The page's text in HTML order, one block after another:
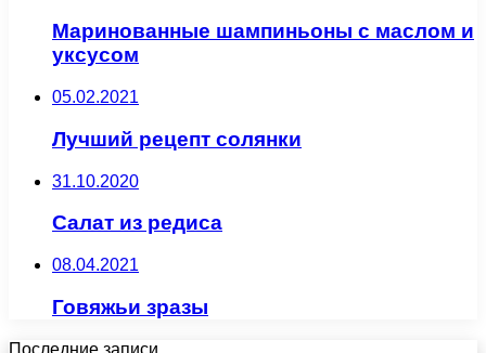
Маринованные шампиньоны с маслом и
уксусом
05.02.2021
Лучший рецепт солянки
31.10.2020
Салат из редиса
08.04.2021
Говяжьи зразы
Последние записи